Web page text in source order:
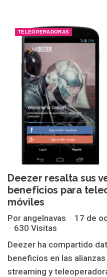
TELEOPERADORAS
Deezer resalta sus
beneficios para
móviles
Por angelnavas
17 de
630 Visitas
Deezer ha compartido
beneficios en las
streaming y